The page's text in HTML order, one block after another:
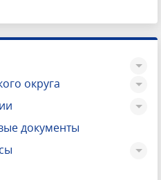
округа
документы